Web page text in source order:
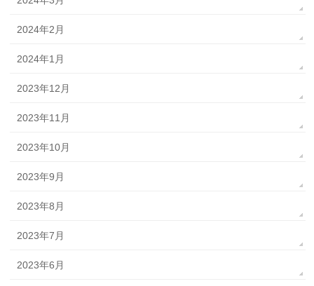
2024年2月
2024年1月
2023年12月
2023年11月
2023年10月
2023年9月
2023年8月
2023年7月
2023年6月